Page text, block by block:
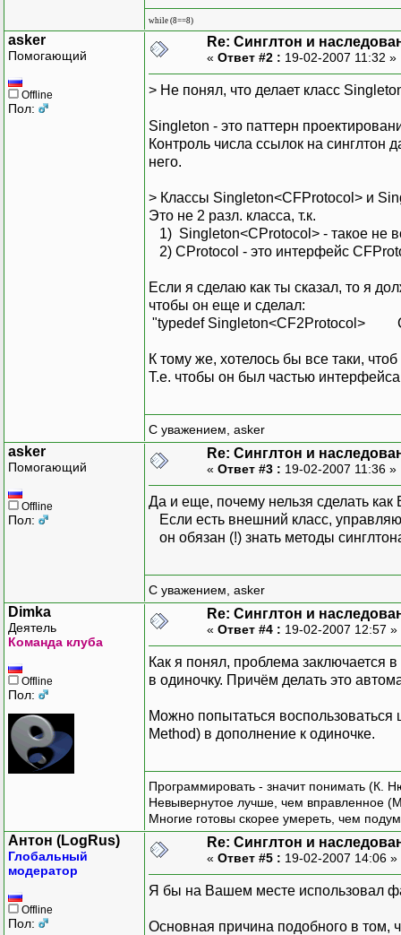
while (8==8)
asker
Помогающий
Offline
Пол:
Re: Синглтон и
« Ответ #2 : 19-02-2007 11:32 »
> Не понял, что делает класс
Singleton - это паттерн
Контроль числа ссылок на синглтон
него.
> Классы Singleton<CFProtocol> и
Это не 2 разл. класса, т.к.
1) Singleton<CProtocol> - такое не
2) CProtocol - это интерфейс
Если я сделаю как ты сказал, то я
чтобы он еще и сделал:
"typedef Singleton<CF2Protocol>
К тому же, хотелось бы все таки,
Т.е. чтобы он был частью
С уважением, asker
asker
Помогающий
Offline
Пол:
Re: Синглтон и
« Ответ #3 : 19-02-2007 11:36 »
Да и еще, почему нельзя сделать как
Если есть внешний класс,
он обязан (!) знать методы
С уважением, asker
Dimka
Деятель
Команда клуба
Offline
Пол:
Re: Синглтон и
« Ответ #4 : 19-02-2007 12:57 »
Как я понял, проблема заключается
в одиночку. Причём делать это
Можно попытаться
Method) в дополнение к одиночке.
Программировать - значит понимать (К.
Невывернутое лучше, чем вправленное
Многие готовы скорее умереть, чем
Антон (LogRus)
Глобальный
модератор
Offline
Пол:
Re: Синглтон и
« Ответ #5 : 19-02-2007 14:06 »
Я бы на Вашем месте использовал
Основная причина подобного в том,